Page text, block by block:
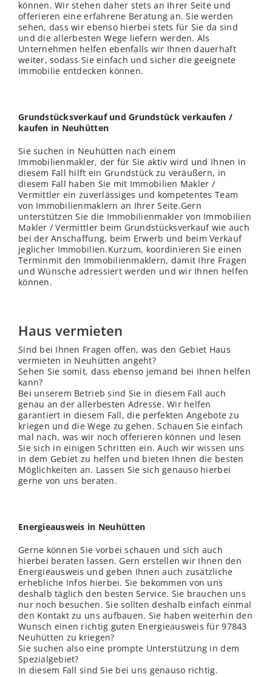
können. Wir stehen daher stets an Ihrer Seite und
offerieren eine erfahrene Beratung an. Sie werden
sehen, dass wir ebenso hierbei stets für Sie da sind
und die allerbesten Wege liefern werden. Als
Unternehmen helfen ebenfalls wir Ihnen dauerhaft
weiter, sodass Sie einfach und sicher die geeignete
Immobilie entdecken können.
Grundstücksverkauf und Grundstück verkaufen /
kaufen in Neuhütten
Sie suchen in Neuhütten nach einem
Immobilienmakler, der für Sie aktiv wird und Ihnen in
diesem Fall hilft ein Grundstück zu veräußern, in
diesem Fall haben Sie mit Immobilien Makler /
Vermittler ein zuverlässiges und kompetentes Team
von Immobilienmaklern an Ihrer Seite.Gern
unterstützen Sie die Immobilienmakler von Immobilien
Makler / Vermittler beim Grundstücksverkauf wie auch
bei der Anschaffung, beim Erwerb und beim Verkauf
jeglicher Immobilien.Kurzum, koordinieren Sie einen
Terminmit den Immobilienmaklern, damit Ihre Fragen
und Wünsche adressiert werden und wir Ihnen helfen
können.
Haus vermieten
Sind bei Ihnen Fragen offen, was den Gebiet Haus
vermieten in Neuhütten angeht?
Sehen Sie somit, dass ebenso jemand bei Ihnen helfen
kann?
Bei unserem Betrieb sind Sie in diesem Fall auch
genau an der allerbesten Adresse. Wir helfen
garantiert in diesem Fall, die perfekten Angebote zu
kriegen und die Wege zu gehen. Schauen Sie einfach
mal nach, was wir noch offerieren können und lesen
Sie sich in einigen Schritten ein. Auch wir wissen uns
in dem Gebiet zu helfen und bieten Ihnen die besten
Möglichkeiten an. Lassen Sie sich genauso hierbei
gerne von uns beraten.
Energieausweis in Neuhütten
Gerne können Sie vorbei schauen und sich auch
hierbei beraten lassen. Gern erstellen wir Ihnen den
Energieausweis und geben Ihnen auch zusätzliche
erhebliche Infos hierbei. Sie bekommen von uns
deshalb täglich den besten Service. Sie brauchen uns
nur noch besuchen. Sie sollten deshalb einfach einmal
den Kontakt zu uns aufbauen. Sie haben weiterhin den
Wunsch einen richtig guten Energieausweis für 97843
Neuhütten zu kriegen?
Sie suchen also eine prompte Unterstützung in dem
Spezialgebiet?
In diesem Fall sind Sie bei uns genauso richtig.